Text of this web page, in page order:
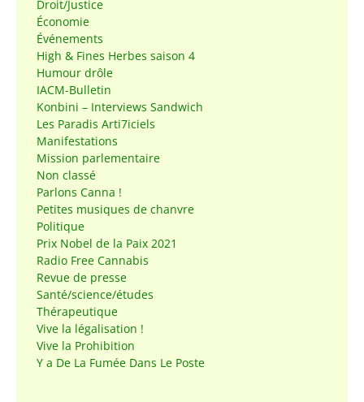
Droit/Justice
Économie
Événements
High & Fines Herbes saison 4
Humour drôle
IACM-Bulletin
Konbini – Interviews Sandwich
Les Paradis Arti7iciels
Manifestations
Mission parlementaire
Non classé
Parlons Canna !
Petites musiques de chanvre
Politique
Prix Nobel de la Paix 2021
Radio Free Cannabis
Revue de presse
Santé/science/études
Thérapeutique
Vive la légalisation !
Vive la Prohibition
Y a De La Fumée Dans Le Poste